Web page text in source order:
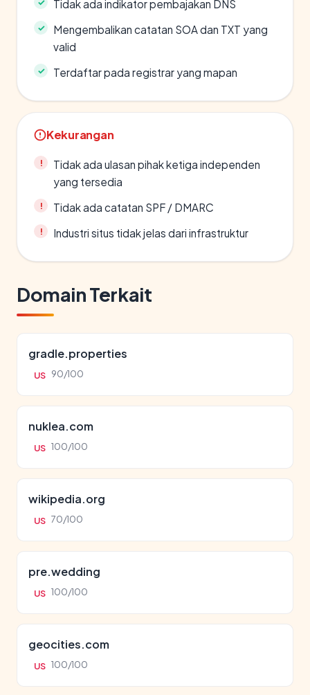
Tidak ada indikator pembajakan DNS
Mengembalikan catatan SOA dan TXT yang
valid
Terdaftar pada registrar yang mapan
Kekurangan
Tidak ada ulasan pihak ketiga independen
yang tersedia
Tidak ada catatan SPF / DMARC
Industri situs tidak jelas dari infrastruktur
Domain Terkait
gradle.properties
US 90/100
nuklea.com
US 100/100
wikipedia.org
US 70/100
pre.wedding
US 100/100
geocities.com
US 100/100